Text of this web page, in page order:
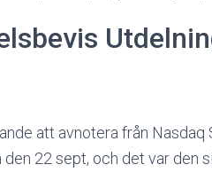
att avnotera från
22 sept, och det var den